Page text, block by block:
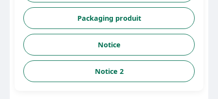
Packaging produit
Notice
Notice 2